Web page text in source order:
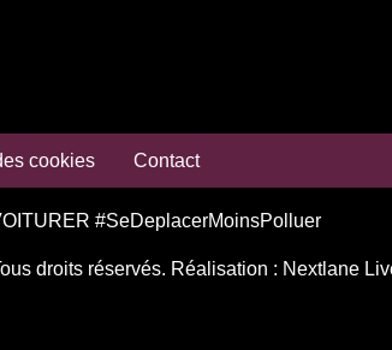
cookies Contact
#SeDeplacerMoinsPolluer
droits réservés. Réalisation : Nextlane